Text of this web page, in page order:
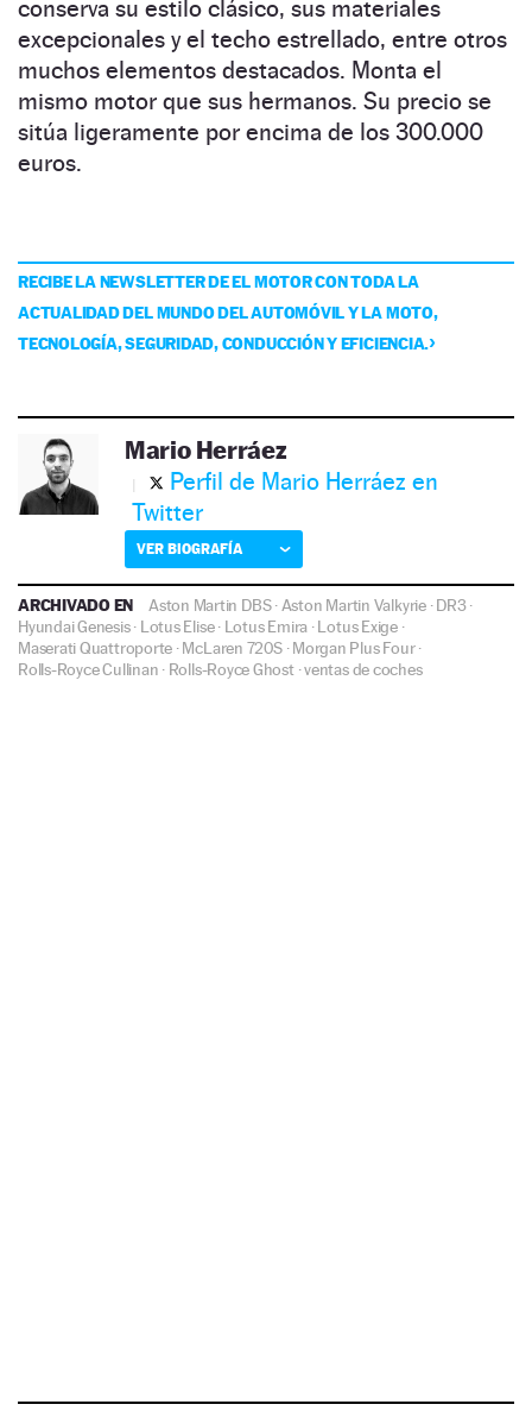
conserva su estilo clásico, sus materiales
excepcionales y el techo estrellado, entre otros
muchos elementos destacados. Monta el
mismo motor que sus hermanos. Su precio se
sitúa ligeramente por encima de los 300.000
euros.
RECIBE LA NEWSLETTER DE EL MOTOR CON TODA LA
ACTUALIDAD DEL MUNDO DEL AUTOMÓVIL Y LA MOTO,
TECNOLOGÍA, SEGURIDAD, CONDUCCIÓN Y EFICIENCIA.
Mario Herráez
Perfil de Mario Herráez en
Twitter
VER BIOGRAFÍA
ARCHIVADO EN Aston Martin DBS·Aston Martin Valkyrie·DR3·
Hyundai Genesis· Lotus Elise· Lotus Emira ·Lotus Exige·
Maserati Quattroporte ·McLaren 720S·Morgan Plus Four·
Rolls-Royce Cullinan · Rolls-Royce Ghost·ventas de coches